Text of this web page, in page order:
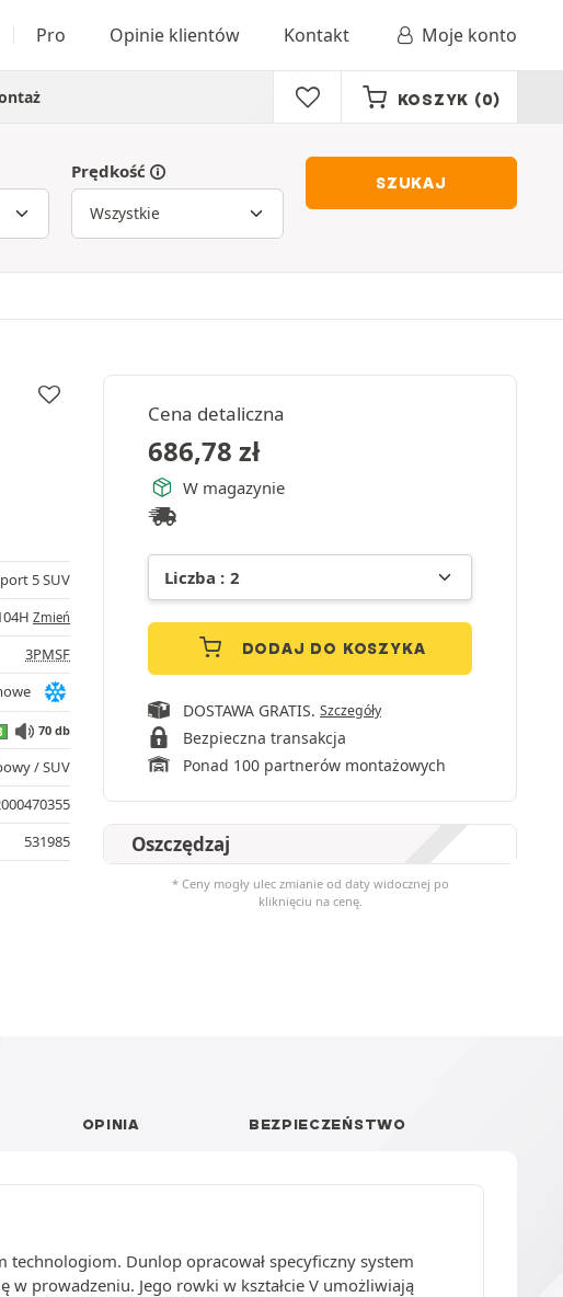
Pro Opinie klientów Kontakt Moje konto
KOSZYK (0)
Prędkość
SZUKAJ
Cena detaliczna
686,78 zł
W magazynie
DODAJ DO KOSZYKA
DOSTAWA GRATIS. Szczegóły
Bezpieczna transakcja
Ponad 100 partnerów montażowych
Oszczędzaj
* Ceny mogły ulec zmianie od daty widocznej po
kliknięciu na cenę.
5 SUV
Zmień
3PMSF
70 db
/ SUV
531985
OPINIA BEZPIECZEŃSTWO
technologiom. Dunlop opracował specyficzny system
w prowadzeniu. Jego rowki w kształcie V umożliwiają